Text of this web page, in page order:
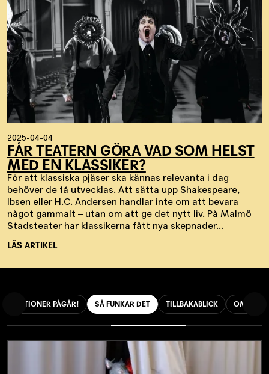
2025-04-04
FÅR TEATERN GÖRA VAD SOM HELST
MED EN KLASSIKER?
För att klassiska pjäser ska kännas relevanta i dag
behöver de få utvecklas. Att sätta upp Shakespeare,
Ibsen eller H.C. Andersen handlar inte om att bevara
något gammalt – utan om att ge det nytt liv. På Malmö
Stadsteater har klassikerna fått nya skepnader...
LÄS ARTIKEL
REPETITIONER PÅGÅR! SÅ FUNKAR DET TILLBAKABLICK